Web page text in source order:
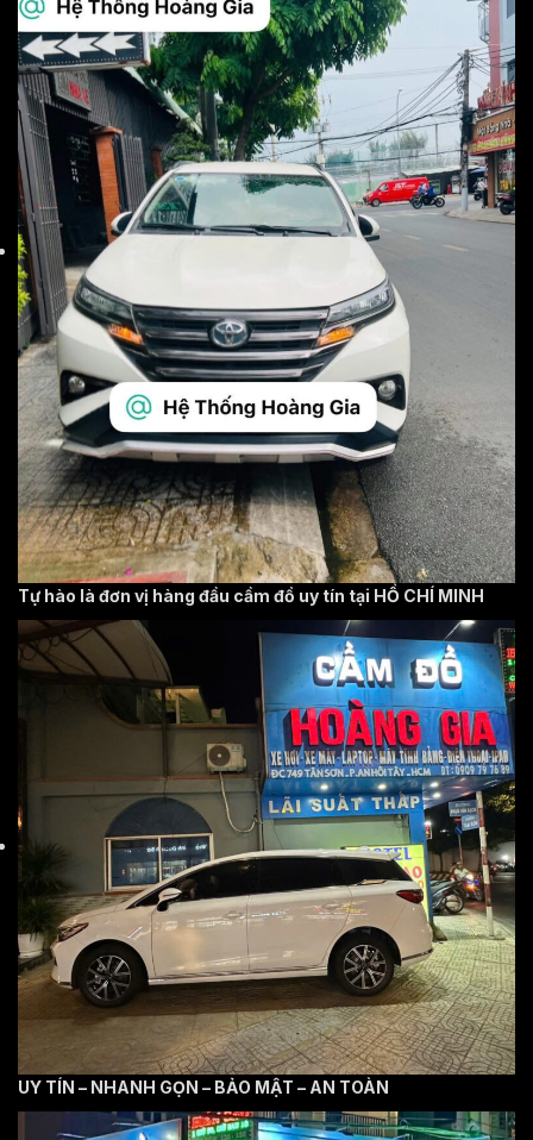
Tự hào là đơn vị hàng đầu cầm đồ uy tín tại HỒ CHÍ MINH
UY TÍN – NHANH GỌN – BẢO MẬT – AN TOÀN